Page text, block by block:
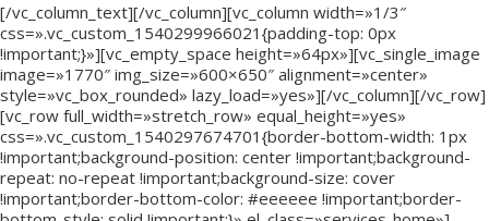
[/vc_column_text][/vc_column][vc_column width=»1/3″
css=».vc_custom_1540299966021{padding-top: 0px
!important;}»][vc_empty_space height=»64px»][vc_single_image
image=»1770″ img_size=»600×650″ alignment=»center»
style=»vc_box_rounded» lazy_load=»yes»][/vc_column][/vc_row]
[vc_row full_width=»stretch_row» equal_height=»yes»
css=».vc_custom_1540297674701{border-bottom-width: 1px
!important;background-position: center !important;background-
repeat: no-repeat !important;background-size: cover
!important;border-bottom-color: #eeeeee !important;border-